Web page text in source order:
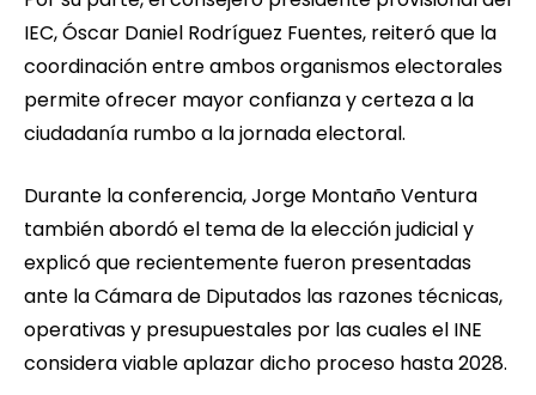
IEC, Óscar Daniel Rodríguez Fuentes, reiteró que la
coordinación entre ambos organismos electorales
permite ofrecer mayor confianza y certeza a la
ciudadanía rumbo a la jornada electoral.
Durante la conferencia, Jorge Montaño Ventura
también abordó el tema de la elección judicial y
explicó que recientemente fueron presentadas
ante la Cámara de Diputados las razones técnicas,
operativas y presupuestales por las cuales el INE
considera viable aplazar dicho proceso hasta 2028.